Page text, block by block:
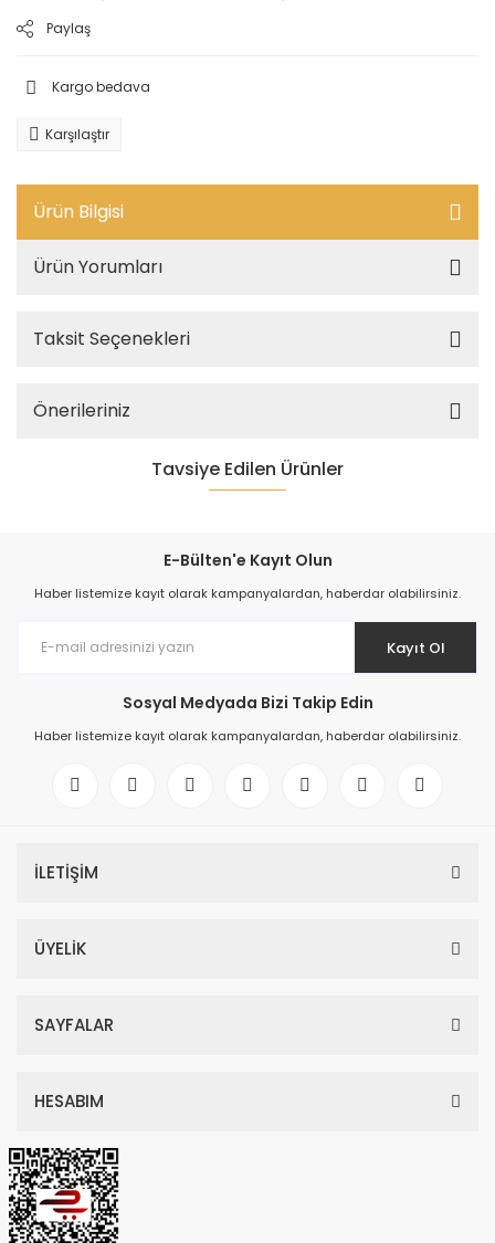
Paylaş
Kargo bedava
Karşılaştır
Ürün Bilgisi
Ürün Yorumları
Taksit Seçenekleri
Önerileriniz
Tavsiye Edilen Ürünler
167.338,43 TL
E-Bülten'e Kayıt Olun
Haber listemize kayıt olarak kampanyalardan, haberdar olabilirsiniz.
Kayıt Ol
Sosyal Medyada Bizi Takip Edin
Haber listemize kayıt olarak kampanyalardan, haberdar olabilirsiniz.
İLETİŞİM
ÜYELİK
SAYFALAR
HESABIM